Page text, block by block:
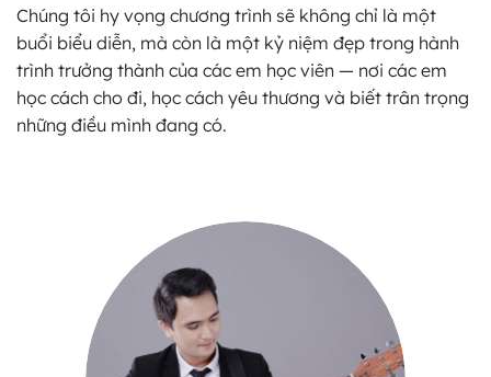
Chúng tôi hy vọng chương trình sẽ không chỉ là một
buổi biểu diễn, mà còn là một kỷ niệm đẹp trong hành
trình trưởng thành của các em học viên — nơi các em
học cách cho đi, học cách yêu thương và biết trân trọng
những điều mình đang có.